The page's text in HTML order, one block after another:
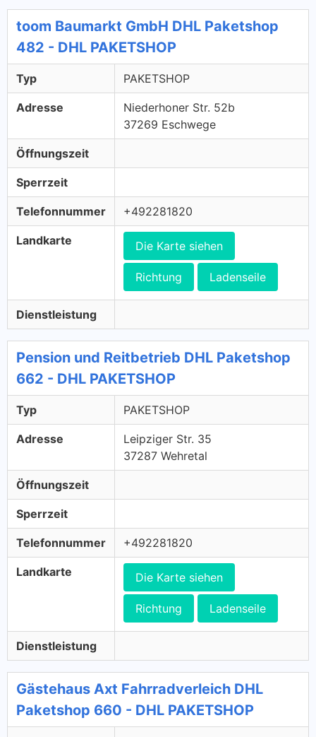
toom Baumarkt GmbH DHL Paketshop
482 - DHL PAKETSHOP
Typ PAKETSHOP
Adresse
Niederhoner Str. 52b
37269 Eschwege
Öffnungszeit
Sperrzeit
Telefonnummer +492281820
Landkarte Die Karte siehen
Richtung Ladenseile
Dienstleistung
Pension und Reitbetrieb DHL Paketshop
662 - DHL PAKETSHOP
Typ PAKETSHOP
Adresse
Leipziger Str. 35
37287 Wehretal
Öffnungszeit
Sperrzeit
Telefonnummer +492281820
Landkarte Die Karte siehen
Richtung Ladenseile
Dienstleistung
Gästehaus Axt Fahrradverleich DHL
Paketshop 660 - DHL PAKETSHOP